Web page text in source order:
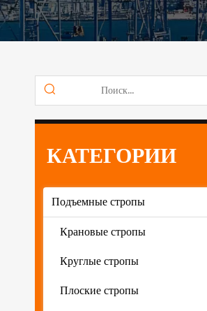
КАТЕГОРИИ
Подъемные стропы
Крановые стропы
Круглые стропы
Плоские стропы